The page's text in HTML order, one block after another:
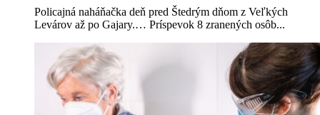
Policajná naháňačka deň pred Štedrým dňom z Veľkých
Levárov až po Gajary.… Príspevok 8 zranených osôb...